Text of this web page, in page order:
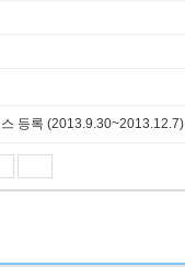
등록 (2013.9.30~2013.12.7)